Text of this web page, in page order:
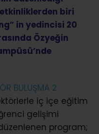
biri
in yedincisi 20
Özyeğin
iç içe eğitim
gelişimi
program;